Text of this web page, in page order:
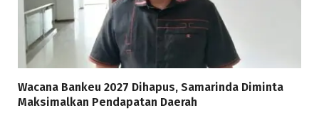
Wacana Bankeu 2027 Dihapus, Samarinda Diminta
Maksimalkan Pendapatan Daerah